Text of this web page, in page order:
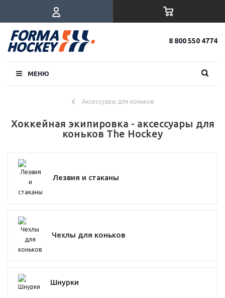
8 800 550 4774
МЕНЮ
Аксессуары для коньков
Хоккейная экипировка - аксессуары для
коньков The Hockey
Лезвия и стаканы
Чехлы для коньков
Шнурки